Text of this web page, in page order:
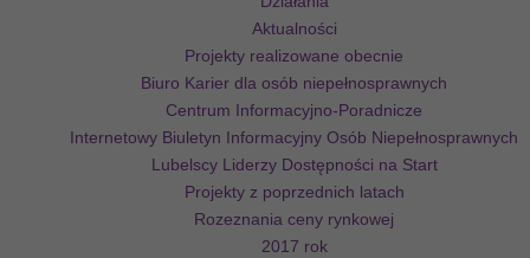
Aktualności
Projekty realizowane obecnie
Biuro Karier dla osób niepełnosprawnych
Centrum Informacyjno-Poradnicze
Internetowy Biuletyn Informacyjny Osób Niepełnosprawnych
Lubelscy Liderzy Dostępności na Start
Projekty z poprzednich latach
Rozeznania ceny rynkowej
2017 rok